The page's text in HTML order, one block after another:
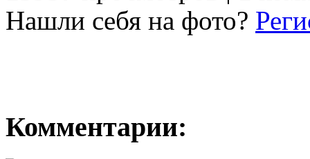
Нашли себя на фото?
Комментарии: